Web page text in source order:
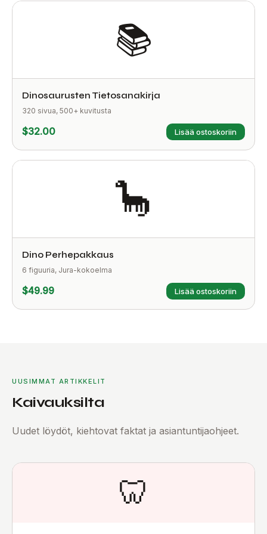
📚
Dinosaurusten Tietosanakirja
320 sivua, 500+ kuvitusta
$32.00 Lisää ostoskoriin
🦕
Dino Perhepakkaus
6 figuuria, Jura-kokoelma
$49.99 Lisää ostoskoriin
UUSIMMAT ARTIKKELIT
Kaivauksilta
Uudet löydöt, kiehtovat faktat ja asiantuntijaohjeet.
🦷